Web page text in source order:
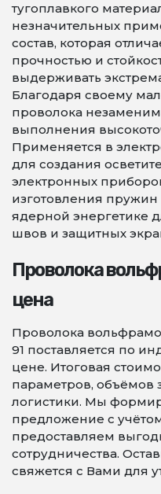
тугоплавкого
незначительных
состав, которая
прочностью и
выдерживать
Благодаря своему
проволока
выполнения
Применяется в
для создания
электронных
изготовления пружин
ядерной энергетике
швов и защитных
Проволока
цена
Проволока
91 поставляется по
цене. Итоговая
параметров, объёмов
логистики. Мы
предложение с
предоставляем
сотрудничества.
свяжется с Вами для